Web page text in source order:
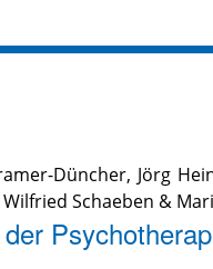
Düncher, Jörg
Wilfried Schaeben &